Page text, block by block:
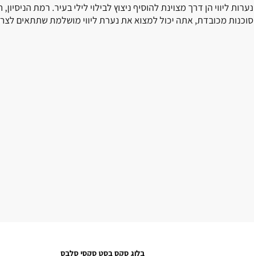
נערות ליווי הן דרך מצוינת להוסיף ניצוץ לבילוי לילי בעיר. רמת
סוכנות מכובדת, אתה יכול למצוא את נערת ליווי מושלמת שתתאים
בלוג סקס בסט סקסי סלבס